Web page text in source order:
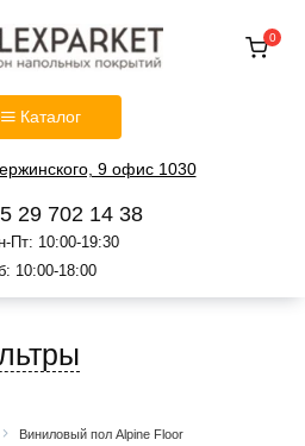
Каталог
9 офис 1030
29 702 14 38
Пт: 10:00-19:30
10:00-18:00
0
Виниловый пол Alpine Floor